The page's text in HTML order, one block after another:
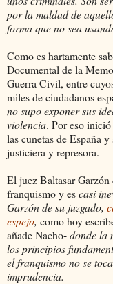
por la maldad de
forma que no sea
Como es hartamente
Documental de la
Guerra Civil, entre
miles de ciudadanos
no supo exponer sus
violencia. Por eso
las cunetas de España
justiciera y represora.
El juez Baltasar
franquismo y escasi
Garzón de su juzgado,
espejo, como hoy
añade Nacho-dondela
los principios
el franquismo no se
imprudencia.